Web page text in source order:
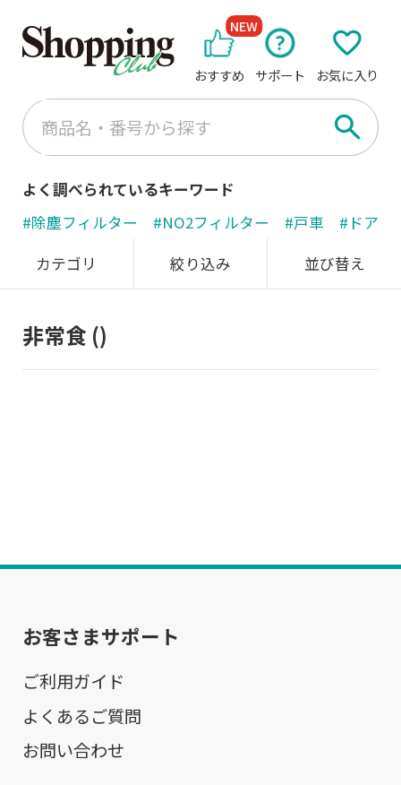
おすすめ
NEW
サポート お気に入り
よく調べられているキーワード
#除塵フィルター
#NO2フィルター #戸車
#ドアノ
カテゴリ
絞り込み 並び替え
非常食 ()
お客さまサポート
ご利用ガイド
よくあるご質問
お問い合わせ